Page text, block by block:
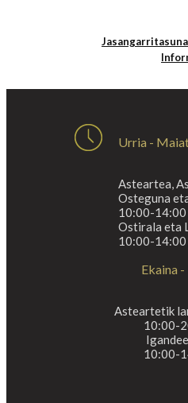
Urria -
Asteartea,
Osteguna
10:00-14:00
Ostirala eta
10:00-
Ekaina
Asteartetik
10:00-
10:00-